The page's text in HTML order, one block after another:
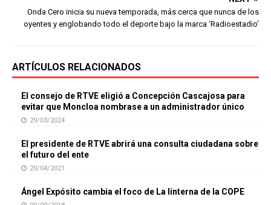
Onda Cero inicia su nueva temporada, más cerca que nunca de los
oyentes y englobando todo el deporte bajo la marca ‘Radioestadio’
ARTÍCULOS RELACIONADOS
El consejo de RTVE eligió a Concepción Cascajosa para
evitar que Moncloa nombrase a un administrador único
29/03/2024
El presidente de RTVE abrirá una consulta ciudadana sobre
el futuro del ente
20/04/2021
Ángel Expósito cambia el foco de La linterna de la COPE